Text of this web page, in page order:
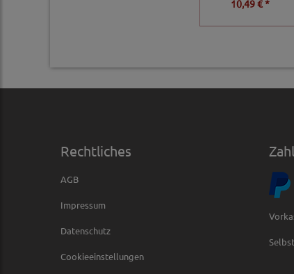
10,49 € *
Rechtliches
AGB
Impressum
Datenschutz
Cookieeinstellungen